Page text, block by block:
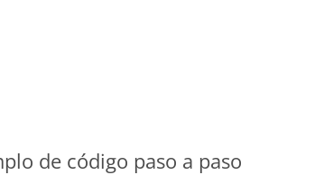
de código paso a paso